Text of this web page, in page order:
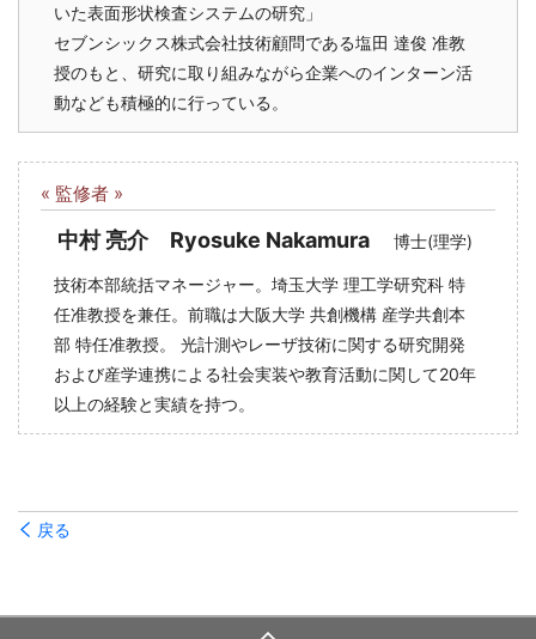
いた表面形状検査システムの研究」
セブンシックス株式会社技術顧問である塩田 達俊 准教
授のもと、研究に取り組みながら企業へのインターン活
動なども積極的に行っている。
« 監修者 »
中村 亮介 Ryosuke Nakamura 博士(理学)
技術本部統括マネージャー。埼玉大学 理工学研究科 特
任准教授を兼任。前職は大阪大学 共創機構 産学共創本
部 特任准教授。 光計測やレーザ技術に関する研究開発
および産学連携による社会実装や教育活動に関して20年
以上の経験と実績を持つ。
戻る